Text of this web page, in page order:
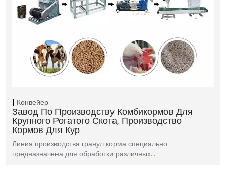
Конвейер
Завод По Производству Комбикормов Для
Крупного Рогатого Скота, Производство
Кормов Для Кур
Линия производства гранул корма специально
предназначена для обработки различных…